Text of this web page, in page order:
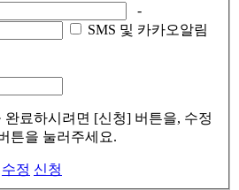
-
SMS 및 카카오알림
완료하시려면 [신청] 버튼을, 수정
튼을 눌러주세요.
수정 신청